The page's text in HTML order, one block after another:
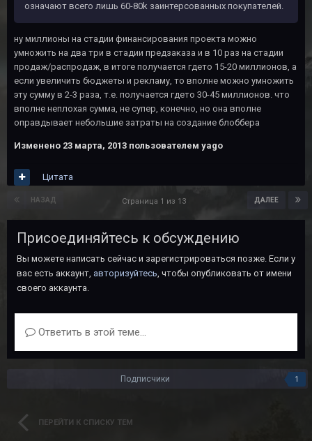
означают всего лишь 60-80k заинтерсованных покупателей.
ну миллионы на стадии финансирования проекта можно
умножить на два три в стадии предзаказа и в 10 раз на стадии
продаж/распродаж, в итоге получается гдето 15-20 миллионов, а
если увеличить бюджеты и рекламу, то вполне можно умножить
эту сумму в 2-3 раза, т.е. получается гдето 30-45 миллионов. что
вполне неплохая сумма, не супер, конечно, но она вполне
оправдывает небольшие затраты на создание блоббера
Изменено 23 марта, 2013 пользователем yago
Цитата
НАЗАД ДАЛЕЕ
Страница 1 из 13
Присоединяйтесь к обсуждению
Вы можете написать сейчас и зарегистрироваться позже. Если у
вас есть аккаунт, авторизуйтесь, чтобы опубликовать от имени
своего аккаунта.
Ответить в этой теме...
Подписчики 1
ПЕРЕЙТИ К СПИСКУ ТЕМ